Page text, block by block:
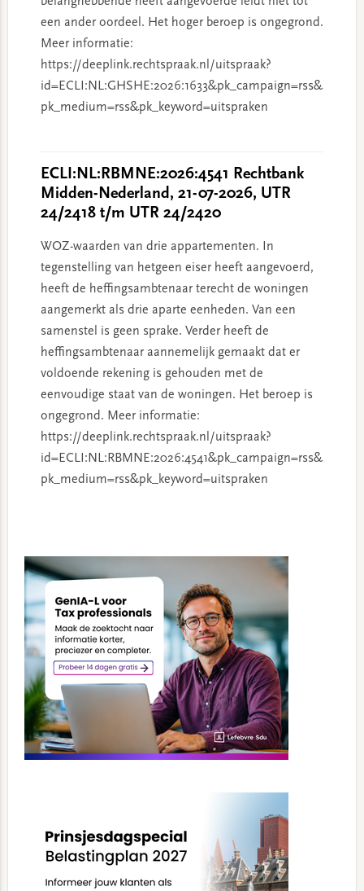
een ander oordeel. Het hoger beroep is ongegrond.
Meer informatie:
https://deeplink.rechtspraak.nl/uitspraak?
id=ECLI:NL:GHSHE:2026:1633&pk_campaign=rss&
pk_medium=rss&pk_keyword=uitspraken
ECLI:NL:RBMNE:2026:4541 Rechtbank
Midden-Nederland, 21-07-2026, UTR
24/2418 t/m UTR 24/2420
WOZ-waarden van drie appartementen. In
tegenstelling van hetgeen eiser heeft aangevoerd,
heeft de heffingsambtenaar terecht de woningen
aangemerkt als drie aparte eenheden. Van een
samenstel is geen sprake. Verder heeft de
heffingsambtenaar aannemelijk gemaakt dat er
voldoende rekening is gehouden met de
eenvoudige staat van de woningen. Het beroep is
ongegrond. Meer informatie:
https://deeplink.rechtspraak.nl/uitspraak?
id=ECLI:NL:RBMNE:2026:4541&pk_campaign=rss&
pk_medium=rss&pk_keyword=uitspraken
Sidebar